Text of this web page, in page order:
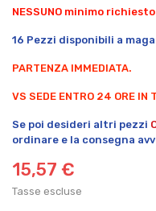
NESSUNO minimo
16 Pezzi disponibili a
PARTENZA IMMEDIATA.
VS SEDE ENTRO 24 ORE IN
Se poi desideri altri pezzi
ordinare e la consegna
15,57 €
Tasse escluse